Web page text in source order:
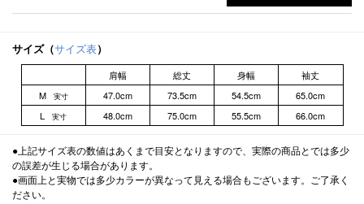
サイズ（サイズ表）
肩幅 総丈 身幅
袖丈
M実寸 47.0cm 73.5cm 54.5cm
65.0cm
L
実寸 48.0cm 75.0cm 55.5cm 66.0cm
●上記サイズ表の数値はあくまで目安となりますので、実際の商品とでは多少
の誤差が生じる場合があります。
●画面上と実物では多少カラーが異なって見える場合もございます。ご了承く
ださい。